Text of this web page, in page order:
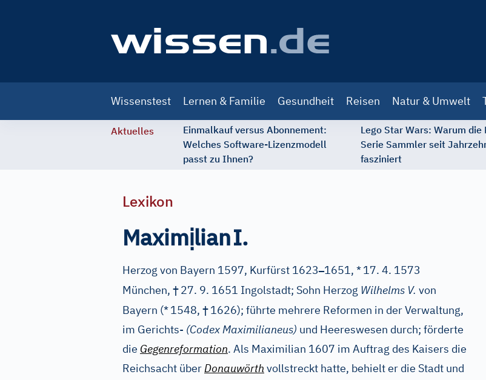
navigation
Wissenstest Lernen & Familie Gesundheit Reisen Natur & Umwelt
Aktuelles
Einmalkauf versus Abonnement:
Welches Software-Lizenzmodell
passt zu Ihnen?
Lego Star Wars: Warum die
Serie Sammler seit
fasziniert
Lexikon
MaximịlianI.
Herzog von Bayern 1597, Kurfürst 1623–1651, *17. 4. 1573
München, †27. 9. 1651 Ingolstadt; Sohn Herzog Wilhelms V. von
Bayern (*1548, †1626); führte mehrere Reformen in der Verwaltung,
im Gerichts- (Codex Maximilianeus) und Heereswesen durch; förderte
die Gegenreformation. Als Maximilian 1607 im Auftrag des Kaisers die
Reichsacht überDonauwörth vollstreckt hatte, behielt er die Stadt und